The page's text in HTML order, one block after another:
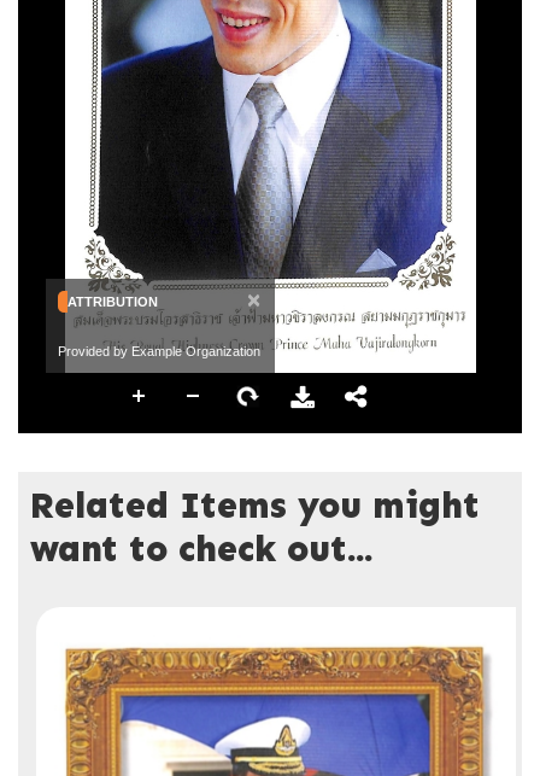
ATTRIBUTION ×
Provided by Example Organization
Related Items you might
want to check out...